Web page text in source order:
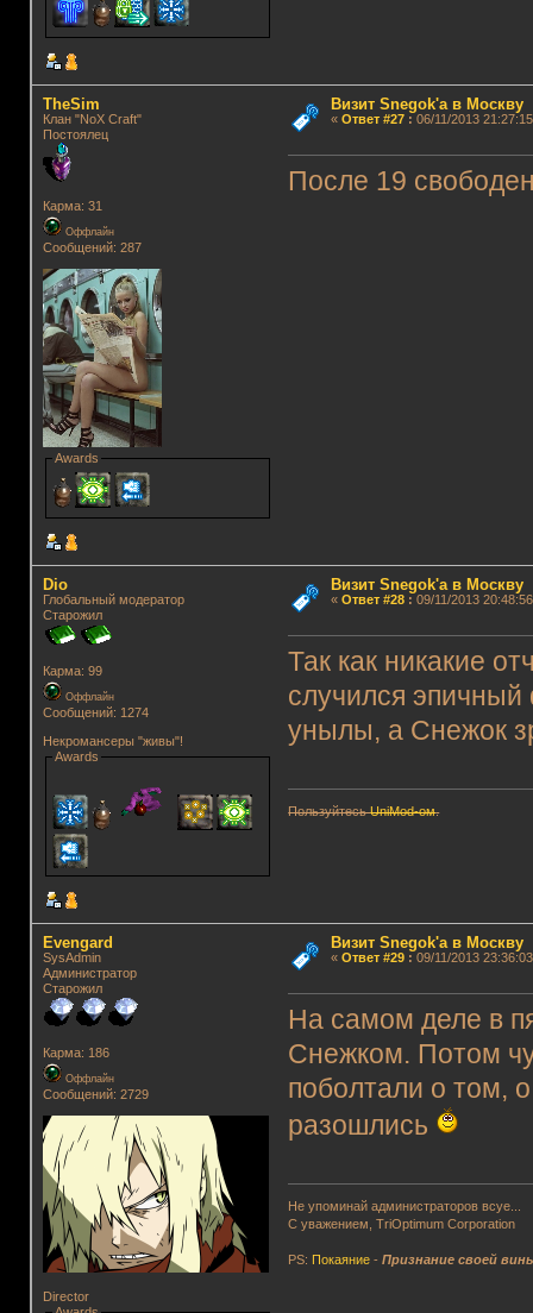
TheSim
Клан "NoX Craft"
Постоялец
Карма: 31
Оффлайн
Сообщений: 287
Awards
Визит Snegok'а в Москву
« Ответ #27: 06/11/2013
После 19
Dio
Глобальный модератор
Старожил
Карма: 99
Оффлайн
Сообщений: 1274
Некромансеры "живы"!
Awards
Визит Snegok'а в Москву
« Ответ #28: 09/11/2013
Так как никакие
случился
унылы, а Снежок
ПользуйтесьUniMod-ом.
Evengard
SysAdmin
Администратор
Старожил
Карма: 186
Оффлайн
Сообщений: 2729
Director
Визит Snegok'а в Москву
« Ответ #29: 09/11/2013
На самом деле в
Снежком. Потом
поболтали о том,
разошлись
Не упоминай администраторов всуе...
С уважением, TriOptimum Corporation
PS: Покаяние -Признание своей